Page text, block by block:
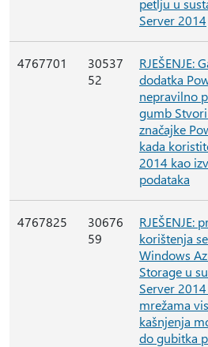
petlju u
Server 2014
4767701
30537
52
RJEŠENJE:
dodatka
nepravilno
gumb
značajke
kada
2014 kao
podataka
4767825
30676
59
RJEŠENJE:
korištenja
Windows
Storage u
Server
mrežama
kašnjenja
do gubitka